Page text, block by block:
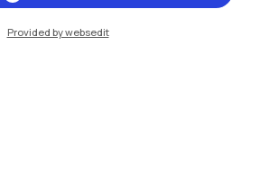
Provided by websedit